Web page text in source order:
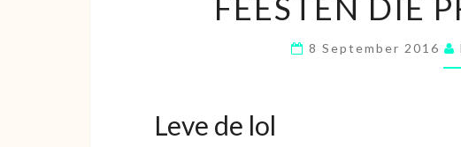
FEESTEN DIE
8 September 2016
Leve de lol